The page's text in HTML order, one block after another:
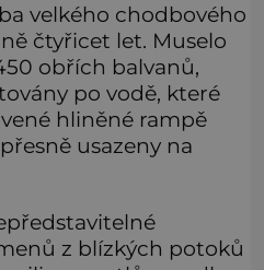
velkého chodbového
čtyřicet let. Muselo
obřích balvanů,
po vodě, které
hliněné rampě
usazeny na
z blízkých potoků